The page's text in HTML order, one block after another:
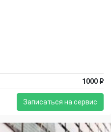
1000 ₽
Записаться на сервис